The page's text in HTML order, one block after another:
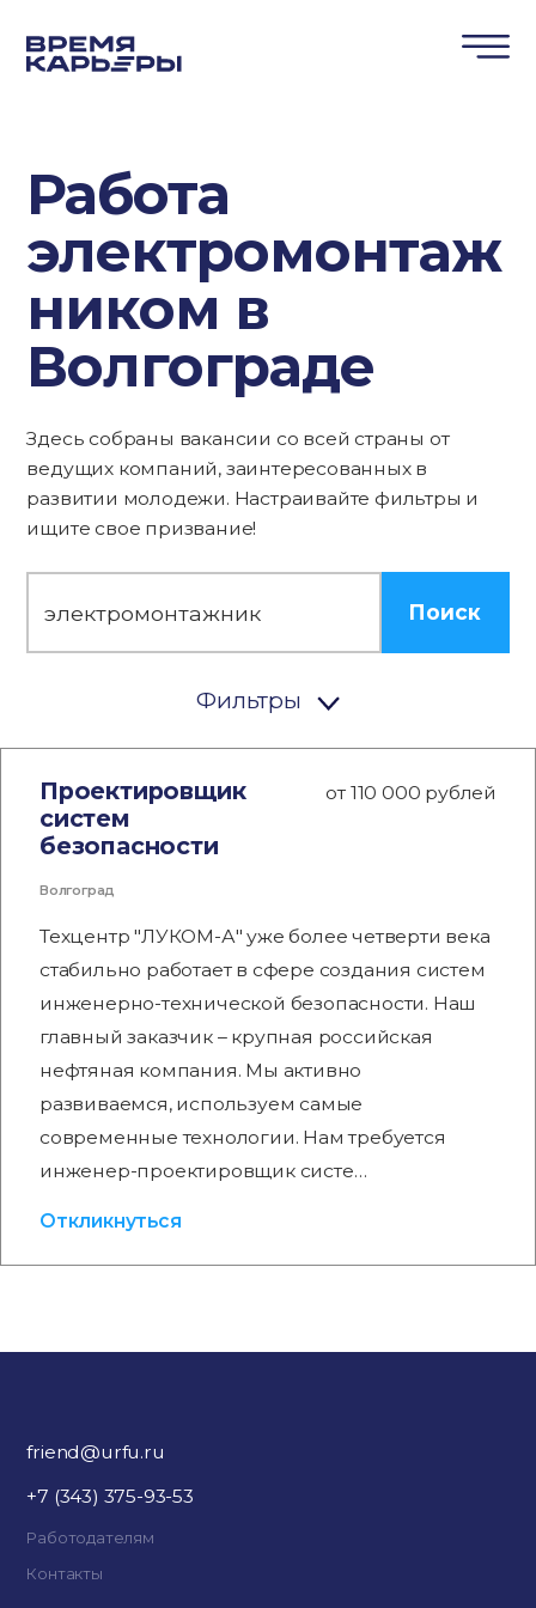
Работа
электромонтаж
ником в
Волгограде
Здесь собраны вакансии со всей страны от
ведущих компаний, заинтересованных в
развитии молодежи. Настраивайте фильтры и
ищите свое призвание!
Поиск
Фильтры
Проектировщик
систем
безопасности
от 110 000 рублей
Волгоград
Техцентр "ЛУКОМ-А" уже более четверти века
стабильно работает в сфере создания систем
инженерно-технической безопасности. Наш
главный заказчик – крупная российская
нефтяная компания. Мы активно
развиваемся, используем самые
современные технологии. Нам требуется
инженер-проектировщик систе…
Откликнуться
friend@urfu.ru
+7 (343) 375-93-53
Работодателям
Контакты